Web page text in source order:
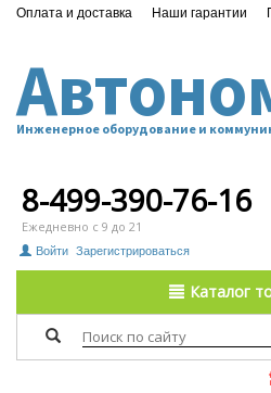
Оплата и доставка Наши гарантии
Инженерное оборудование и
8-499-390-76-16
Ежедневно с 9 до 21
Войти Зарегистрироваться
Каталог